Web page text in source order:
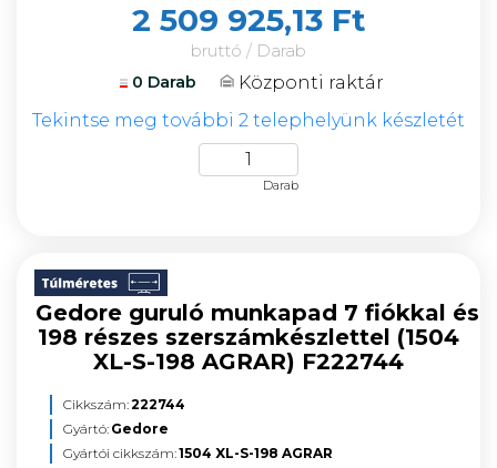
2 509 925,13 Ft
bruttó / Darab
0 Darab
Központi raktár
Tekintse meg további 2 telephelyünk készletét
Darab
Gedore guruló munkapad 7 fiókkal és
198 részes szerszámkészlettel (1504
XL-S-198 AGRAR) F222744
Cikkszám:222744
Gyártó: Gedore
Gyártói cikkszám:1504 XL-S-198 AGRAR